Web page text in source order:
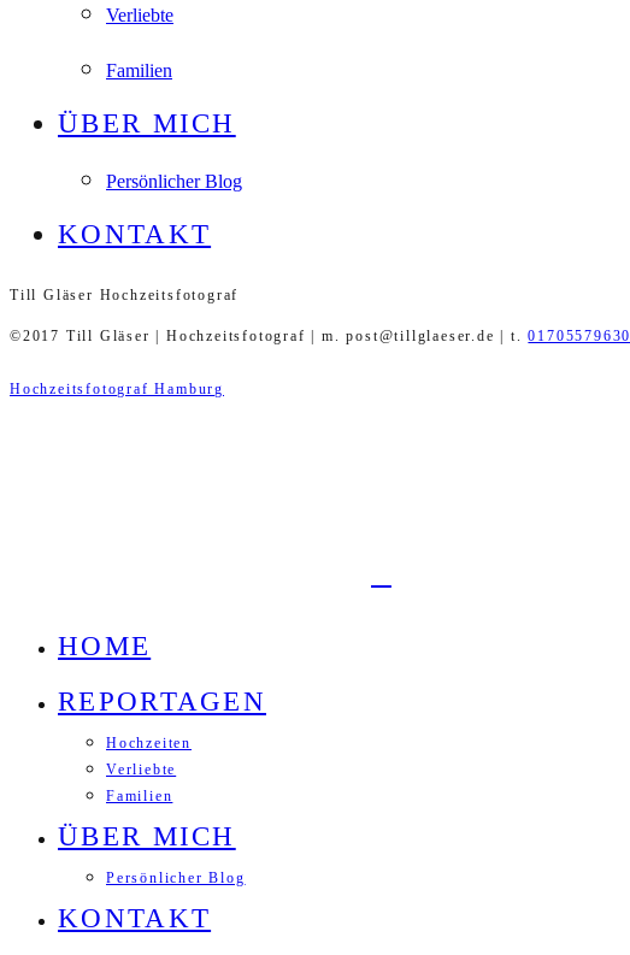
Verliebte
Familien
ÜBER MICH
Persönlicher Blog
KONTAKT
Till Gläser Hochzeitsfotograf
©2017 Till Gläser | Hochzeitsfotograf | m. post@tillglaeser.de | t.01705579630
Hochzeitsfotograf Hamburg
HOME
REPORTAGEN
Hochzeiten
Verliebte
Familien
ÜBER MICH
Persönlicher Blog
KONTAKT